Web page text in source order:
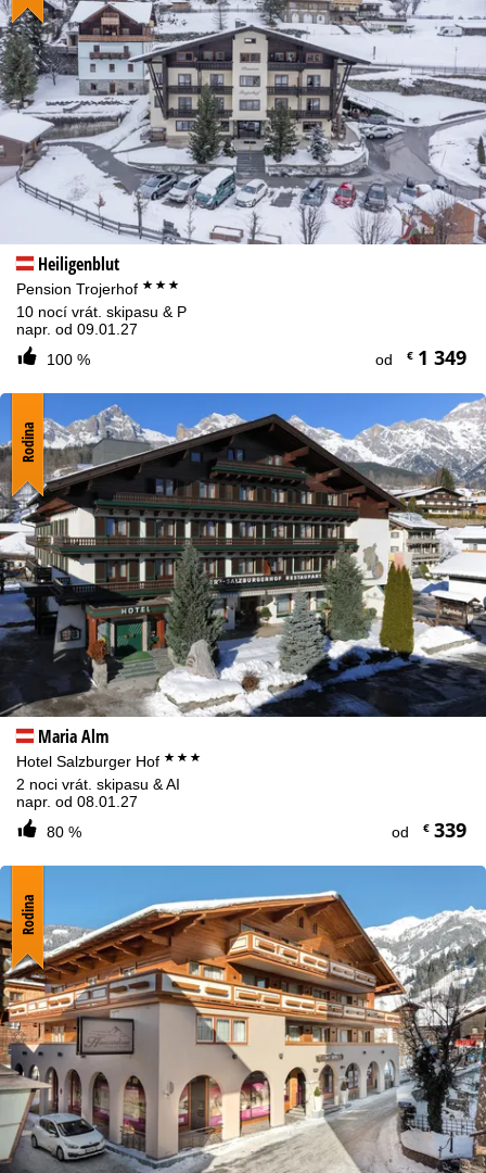
Súhlasiť
Heiligenblut
Pension Trojerhof ***
10 nocí vrát. skipasu & P
napr. od 09.01.27
100 %
od €1 349
Maria Alm
Hotel Salzburger Hof ***
2 noci vrát. skipasu & AI
napr. od 08.01.27
80 %
od €339
Rodina
Rodina